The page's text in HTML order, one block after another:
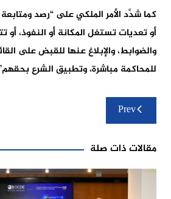
كما شدَّد الأمر الملكي على “رصد
أو تعديات تستغل المكانة أو النفوذ، أو
والضوابط، والإبلاغ عنها للقبض على
للمحاكمة مباشرة، وتطبيق الشرع
تصفّح
المقالاتPrev
مقالات ذات صلة